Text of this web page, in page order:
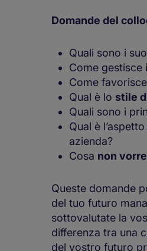
Domande del
Quali sono i
Come gestisce i
Come
Qual è lo stile
Quali sono i
Qual è
azienda?
Cosa non
Queste domande
del tuo futuro
sottovalutate la
differenza tra una
del vostro futuro